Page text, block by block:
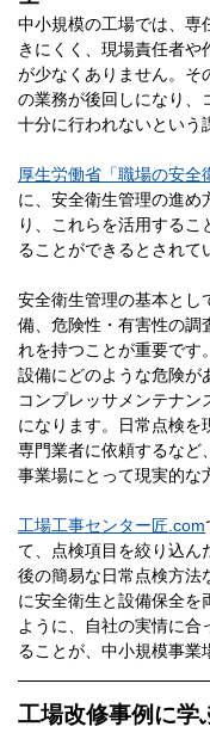
中小規模の工場では、専
きにくく、現場責任者や
が少なくありません。そ
の業務が後回しになり、
十分に行われないという
厚生労働省「職場の安全
に、安全衛生管理の進め
り、これらを活用するこ
ることができるとされて
安全衛生管理の基本とし
備、危険性・有害性の調
れを持つことが重要です
設備にどのような危険が
コンプレッサメンテナ
になります。日常点検を
専門業者に依頼するなど
事業場にとって現実的な
工場工事センター匠.com
て、点検項目を絞り込ん
後の簡易な日常点検方法
に安全衛生と設備保全を
ように、自社の実情に合
ることが、中小規模事業
工場改修事例に学